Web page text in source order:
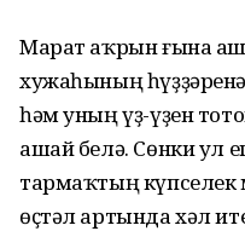
Марат аҡрын ғына
хужаһының
һәм уның үҙ-үҙен
ашай белә. Сөнки ул
тармаҡтың күпселек
өҫтәл артында хәл